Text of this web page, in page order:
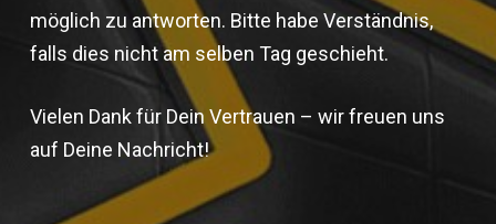
möglich zu antworten. Bitte habe Verständnis,
falls dies nicht am selben Tag geschieht.
Vielen Dank für Dein Vertrauen – wir freuen uns
auf Deine Nachricht!